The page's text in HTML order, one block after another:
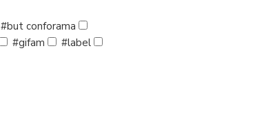
#but conforama
#gifam
#label